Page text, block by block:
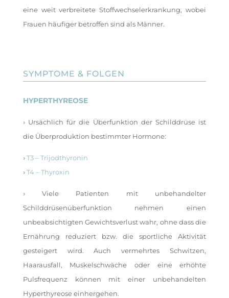
eine weit verbreitete Stoffwechselerkrankung, wobei
Frauen häufiger betroffen sind als Männer.
SYMPTOME & FOLGEN
HYPERTHYREOSE
›Ursächlich für die Überfunktion der Schilddrüse ist
die Überproduktion bestimmter Hormone:
›T3 – Trijodthyronin
›T4 – Thyroxin
›Viele Patienten mit unbehandelter
Schilddrüsenüberfunktion nehmen einen
unbeabsichtigten Gewichtsverlust wahr, ohne dass die
Ernährung reduziert bzw. die sportliche Aktivität
gesteigert wird. Auch vermehrtes Schwitzen,
Haarausfall, Muskelschwäche oder eine erhöhte
Pulsfrequenz können mit einer unbehandelten
Hyperthyreose einhergehen.